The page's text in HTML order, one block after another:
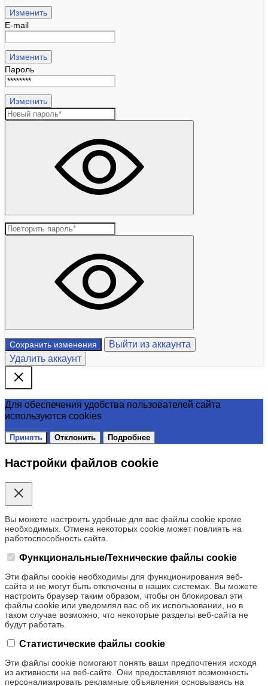
Изменить
E-mail
Изменить
Пароль
Изменить
Сохранить изменения
Выйти из аккаунта
Удалить аккаунт
Для обеспечения удобства пользователей сайта
используются cookies
Принять Отклонить Подробнее
Настройки файлов cookie
Вы можете настроить удобные для вас файлы cookie кроме
необходимых. Отмена некоторых cookie может повлиять на
работоспособность сайта.
Функциональные/Технические файлы cookie
Эти файлы cookie необходимы для функционирования веб-
сайта и не могут быть отключены в наших системах. Вы можете
настроить браузер таким образом, чтобы он блокировал эти
файлы cookie или уведомлял вас об их использовании, но в
таком случае возможно, что некоторые разделы веб-сайта не
будут работать.
Статистические файлы cookie
Эти файлы cookie помогают понять ваши предпочтения исходя
из активности на веб-сайте. Они предоставляют возможность
персонализировать рекламные объявления основываясь на